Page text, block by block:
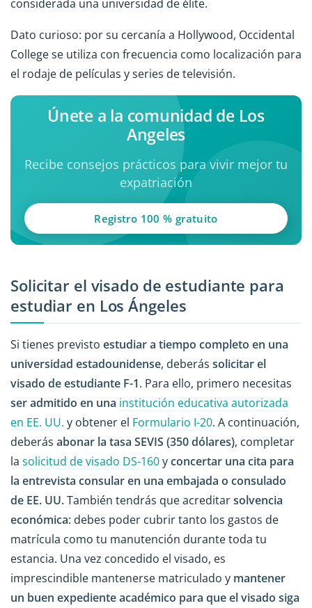
considerada una universidad de élite.
Dato curioso: por su cercanía a Hollywood, Occidental
College se utiliza con frecuencia como localización para
el rodaje de películas y series de televisión.
Únete a la comunidad de Los
Angeles
Recibe consejos prácticos para vivir mejor tu
expatriación
Registro 100 % gratuito
Solicitar el visado de estudiante para
estudiar en Los Ángeles
Si tienes previsto estudiar a tiempo completo en una
universidad estadounidense, deberás solicitar el
visado de estudiante F-1. Para ello, primero necesitas
ser admitido en una institución educativa autorizada
en EE. UU. y obtener el Formulario I-20. A continuación,
deberás abonar la tasa SEVIS (350 dólares), completar
la solicitud de visado DS-160yconcertar una cita para
la entrevista consular en una embajada o consulado
de EE. UU.También tendrás que acreditarsolvencia
económica: debes poder cubrir tanto los gastos de
matrícula como tu manutención durante toda tu
estancia. Una vez concedido el visado, es
imprescindible mantenerse matriculado y mantener
un buen expediente académico para que el visado siga